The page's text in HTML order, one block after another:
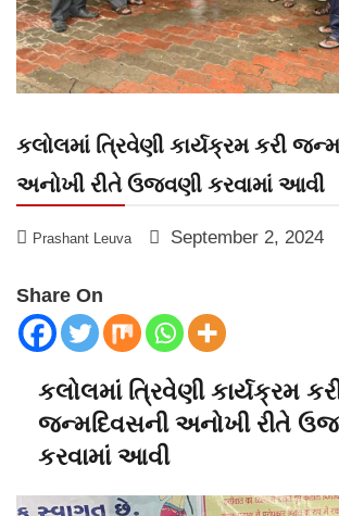
કલોલમાં ત્રિવેણી કાર્યક્રમ કરી
અનોખી રીતે ઉજવણી કરવામાં આવી
Prashant Leuva September 2, 2024
Share On
કલોલમાં ત્રિવેણી કાર્યક્રમ
જન્મદિવસની અનોખી રીતે
કરવામાં આવી